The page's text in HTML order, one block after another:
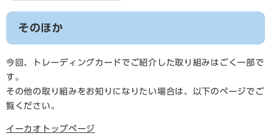
そのほか
今回、トレーディングカードでご紹介した取り組みはごく一部で
す。
その他の取り組みをお知りになりたい場合は、以下のページでご
覧ください。
イーカオトップページ